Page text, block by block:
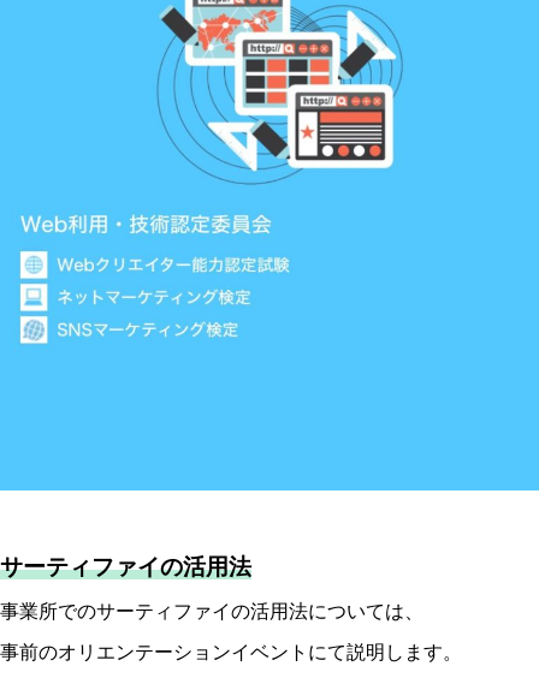
サーティファイの活用法
事業所でのサーティファイの活用法については、
事前のオリエンテーションイベントにて説明します。